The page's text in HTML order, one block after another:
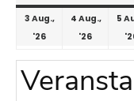
3 Aug.,
'26
4 Aug.,
'26
5